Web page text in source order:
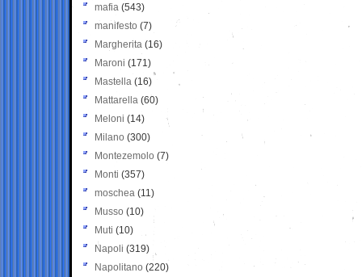
mafia (543)
manifesto (7)
Margherita (16)
Maroni (171)
Mastella (16)
Mattarella (60)
Meloni (14)
Milano (300)
Montezemolo (7)
Monti (357)
moschea (11)
Musso (10)
Muti (10)
Napoli (319)
Napolitano (220)